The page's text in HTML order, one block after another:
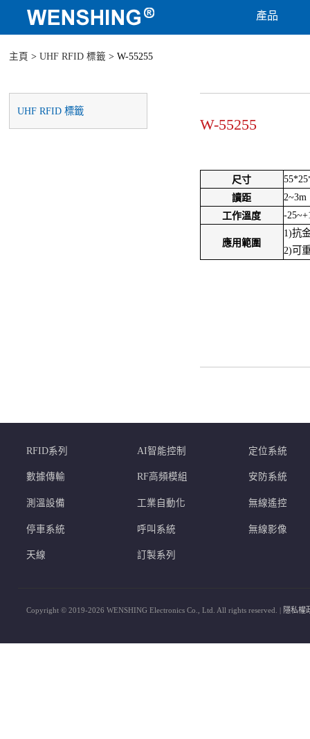
產品
主頁 > UHF RFID 標籤 > W-55255
UHF RFID 標籤
W-55255
尺寸
讀距 2~3m
工作溫度 -
應用範圍
1)抗
2)可
RFID系列 AI智能控制 定位系統
數據傳輸 RF高頻模組 安防系統
測溫設備 工業自動化 無線遙控
停車系統 呼叫系統 無線影像
天線 訂製系列
Copyright © 2019-2026 WENSHING Electronics Co., Ltd. All rights reserved. | 隱私權